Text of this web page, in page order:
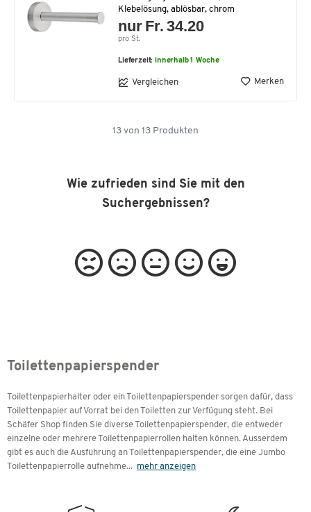
Klebelösung, ablösbar, chrom
nur Fr. 34.20
pro St.
Lieferzeit:innerhalb 1 Woche
Vergleichen Merken
13 von 13 Produkten
Wie zufrieden sind Sie mit den
Suchergebnissen?
Toilettenpapierspender
Toilettenpapierhalter oder ein Toilettenpapierspender sorgen dafür, dass
Toilettenpapier auf Vorrat bei den Toiletten zur Verfügung steht. Bei
Schäfer Shop finden Sie diverse Toilettenpapierspender, die entweder
einzelne oder mehrere Toilettenpapierrollen halten können. Ausserdem
gibt es auch die Ausführung an Toilettenpapierspender, die eine Jumbo
Toilettenpapierrolle aufnehme... mehr anzeigen